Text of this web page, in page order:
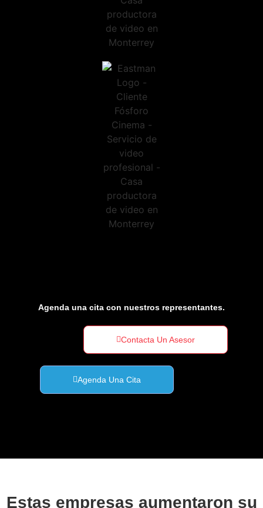
Agenda una cita con nuestros representantes.
Contacta Un Asesor
Agenda Una Cita
Estas empresas aumentaron su